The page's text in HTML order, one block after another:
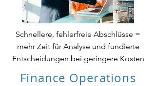
Schnellere, fehlerfreie Abschlüsse =
mehr Zeit für Analyse und fundierte
Entscheidungen bei geringere Kosten
Finance Operations